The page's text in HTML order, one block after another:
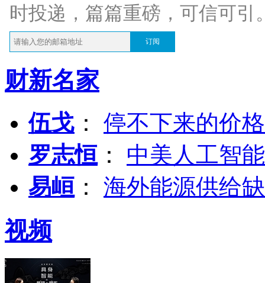
时投递，篇篇重磅，可信可引
订阅
财新名家
伍戈 ： 停不下来的价
罗志恒 ： 中美人工智
易峘 ： 海外能源供给
视频